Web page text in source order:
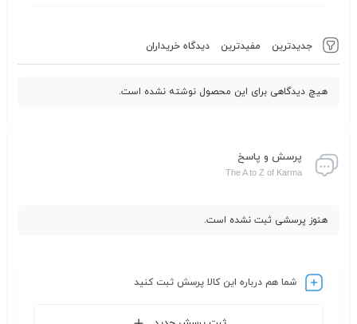
جدیدترین مفیدترین دیدگاه خریداران
هیچ دیدگاهی برای این محصول نوشته نشده است.
پرسش و پاسخ
The A to Z of Karma
هنوز پرسشی ثبت نشده است.
شما هم درباره این کالا پرسش ثبت کنید